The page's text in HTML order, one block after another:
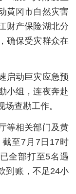
黄冈市自然灾害
财产保险湖北分
确保受灾群众在
启动巨灾应急预
小组，连夜奔赴
查勘工作。
等相关部门及黄
至7月7日17时
全部打至5名遇
到账，不足24小